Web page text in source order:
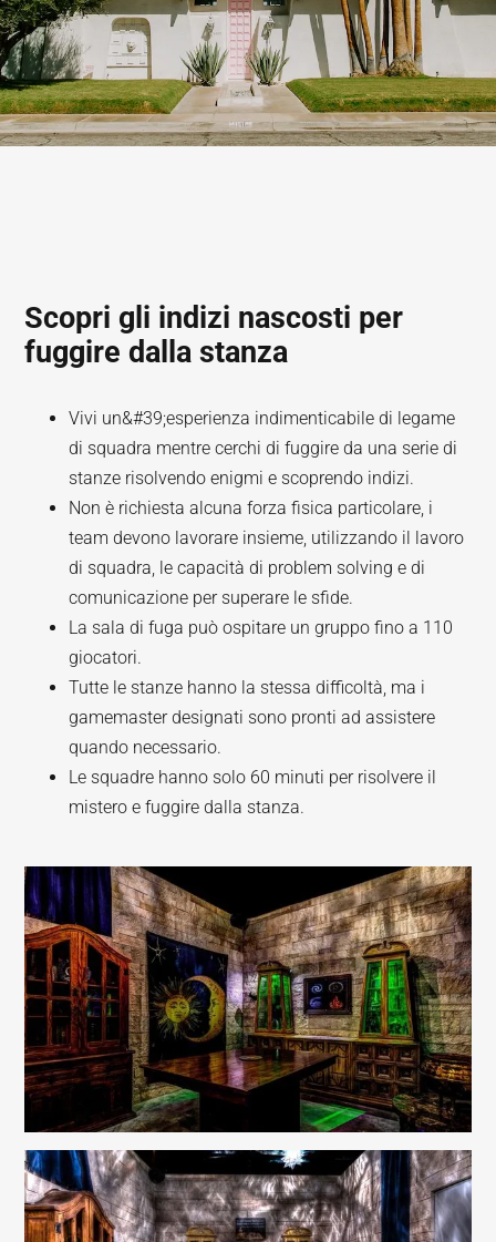
Scopri gli indizi nascosti per
fuggire dalla stanza
Vivi un&#39;esperienza indimenticabile di legame
di squadra mentre cerchi di fuggire da una serie di
stanze risolvendo enigmi e scoprendo indizi.
Non è richiesta alcuna forza fisica particolare, i
team devono lavorare insieme, utilizzando il lavoro
di squadra, le capacità di problem solving e di
comunicazione per superare le sfide.
La sala di fuga può ospitare un gruppo fino a 110
giocatori.
Tutte le stanze hanno la stessa difficoltà, ma i
gamemaster designati sono pronti ad assistere
quando necessario.
Le squadre hanno solo 60 minuti per risolvere il
mistero e fuggire dalla stanza.